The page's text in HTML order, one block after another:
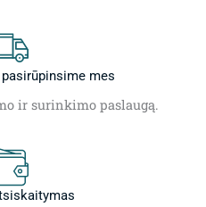
mes
ir surinkimo paslaugą.